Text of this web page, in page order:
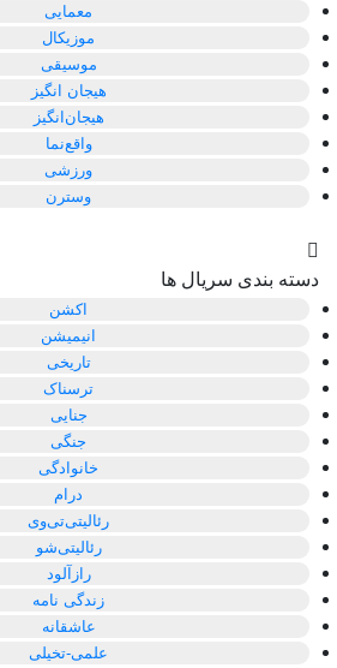
معمایی
موزیکال
موسیقی
هیجان انگیز
هیجان‌انگیز
واقع‌نما
ورزشی
وسترن
دسته بندی سریال ها
اکشن
انیمیشن
تاریخی
ترسناک
جنایی
جنگی
خانوادگی
درام
رئالیتی‌تی‌وی
رئالیتی‌شو
رازآلود
زندگی نامه
عاشقانه
علمی-تخیلی